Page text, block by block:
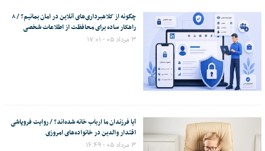
چگونه از کلاهبرداری‌های آنلاین در امان بمانیم؟ / ۸
راهکار ساده برای محافظت از اطلاعات شخصی
۳ مرداد ۰۵ - ۱۷:۰۱
آیا فرزندان ما ارباب خانه شده‌اند؟ / روایت فروپاشی
اقتدار والدین در خانواده‌های امروزی
۳ مرداد ۰۵ - ۱۶:۴۹